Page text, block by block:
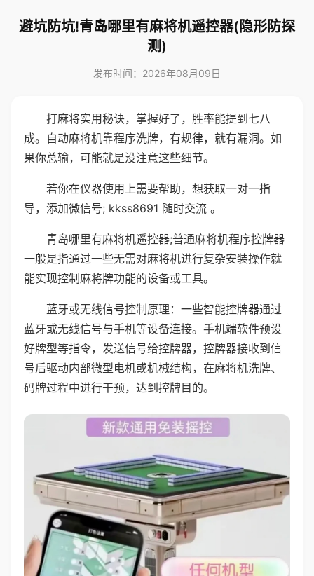
避坑防坑!青岛哪里有麻将机遥控器(隐形防探
测)
发布时间：2026年08月09日
打麻将实用秘诀，掌握好了，胜率能提到七八
成。自动麻将机靠程序洗牌，有规律，就有漏洞。如
果你总输，可能就是没注意这些细节。
若你在仪器使用上需要帮助，想获取一对一指
导，添加微信号; kkss8691 随时交流 。
青岛哪里有麻将机遥控器;普通麻将机程序控牌器
一般是指通过一些无需对麻将机进行复杂安装操作就
能实现控制麻将牌功能的设备或工具。
蓝牙或无线信号控制原理：一些智能控牌器通过
蓝牙或无线信号与手机等设备连接。手机端软件预设
好牌型等指令，发送信号给控牌器，控牌器接收到信
号后驱动内部微型电机或机械结构，在麻将机洗牌、
码牌过程中进行干预，达到控牌目的。